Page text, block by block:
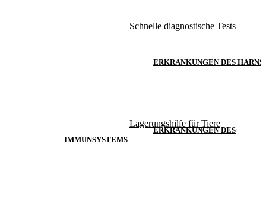
ERKRANKUNGEN DES
ERKRANKUNGEN DES
IMMUNSYSTEMS
Schnelle diagnostische Tests
Lagerungshilfe für Tiere